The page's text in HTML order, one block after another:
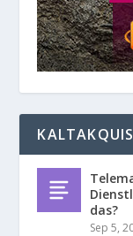
das?
Sep 5,